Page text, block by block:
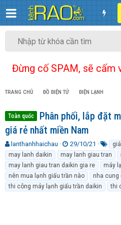
Đừng cố SPAM, sẽ cấm
TRANG CHỦ ĐỒ ĐIỆN TỬ ĐIỆN LẠNH
Toàn quốc
Phân phối, lắp đặt
giá rẻ nhất miền Nam
T
h
r
e
a
d
lanthanhhaichau
N
g
à
y
g
ử
29/10/21
ừ
k
h
ó
a
may lanh daikin
may lanh giau tran
may lanh giau tran daikin gia re
máy
nên mua lạnh giấu trần nào
nha cung
thi công máy lạnh giấu trần daikin
thi